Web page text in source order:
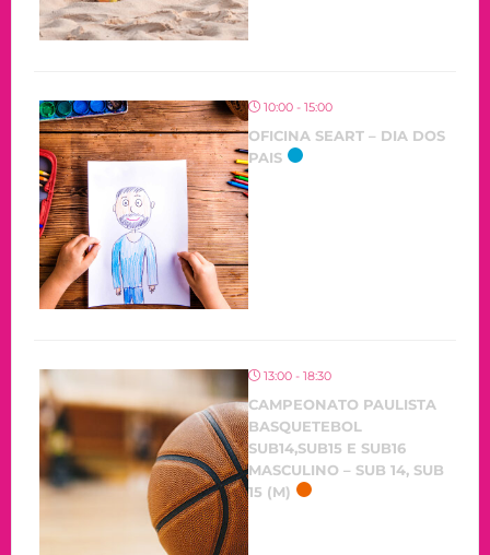
10:00 - 15:00
OFICINA SEART – DIA DOS
PAIS
13:00 - 18:30
CAMPEONATO PAULISTA
BASQUETEBOL
SUB14,SUB15 E SUB16
MASCULINO – SUB 14, SUB
15 (M)